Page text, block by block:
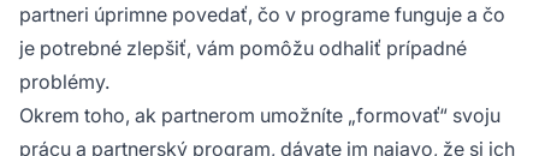
partneri úprimne povedať, čo v programe funguje a čo
je potrebné zlepšiť, vám pomôžu odhaliť prípadné
problémy.
Okrem toho, ak partnerom umožníte „formovať“ svoju
prácu a partnerský program, dávate im najavo, že si ich